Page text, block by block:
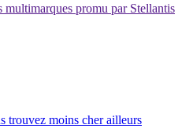
multimarques promu par Stellantis
trouvez moins cher ailleurs